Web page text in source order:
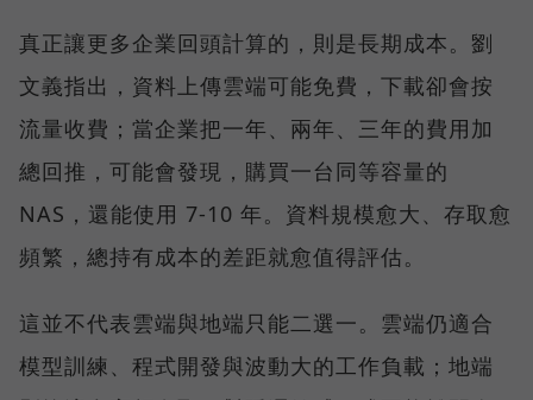
真正讓更多企業回頭計算的，則是長期成本。劉
文義指出，資料上傳雲端可能免費，下載卻會按
流量收費；當企業把一年、兩年、三年的費用加
總回推，可能會發現，購買一台同等容量的
NAS，還能使用 7-10 年。資料規模愈大、存取愈
頻繁，總持有成本的差距就愈值得評估。
這並不代表雲端與地端只能二選一。雲端仍適合
模型訓練、程式開發與波動大的工作負載；地端